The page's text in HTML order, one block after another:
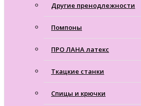
Другие пренодлежности
Помпоны
ПРО ЛАНА латекс
Ткацкие станки
Cпицы и крючки